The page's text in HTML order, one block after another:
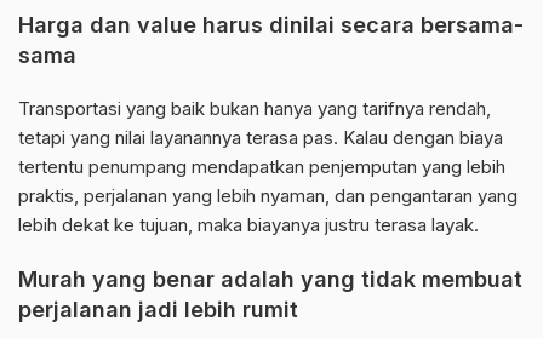
Harga dan value harus dinilai secara bersama-
sama
Transportasi yang baik bukan hanya yang tarifnya rendah,
tetapi yang nilai layanannya terasa pas. Kalau dengan biaya
tertentu penumpang mendapatkan penjemputan yang lebih
praktis, perjalanan yang lebih nyaman, dan pengantaran yang
lebih dekat ke tujuan, maka biayanya justru terasa layak.
Murah yang benar adalah yang tidak membuat
perjalanan jadi lebih rumit